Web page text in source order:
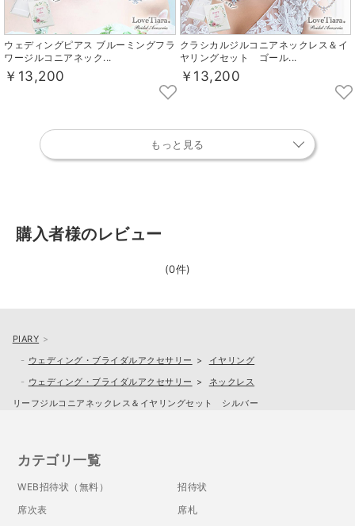
ウェディングピアス ブルーミングフラ
ワージルコニアネック...
￥13,200
クラシカルジルコニアネックレス＆イ
ヤリングセット ゴール...
￥13,200
もっと見る
購入者様のレビュー
(0件)
PIARY
ウェディング・ブライダルアクセサリー
イヤリング
ウェディング・ブライダルアクセサリー
ネックレス
リーフジルコニアネックレス＆イヤリングセット シルバー
カテゴリ一覧
WEB招待状（無料）
招待状
席次表
席札